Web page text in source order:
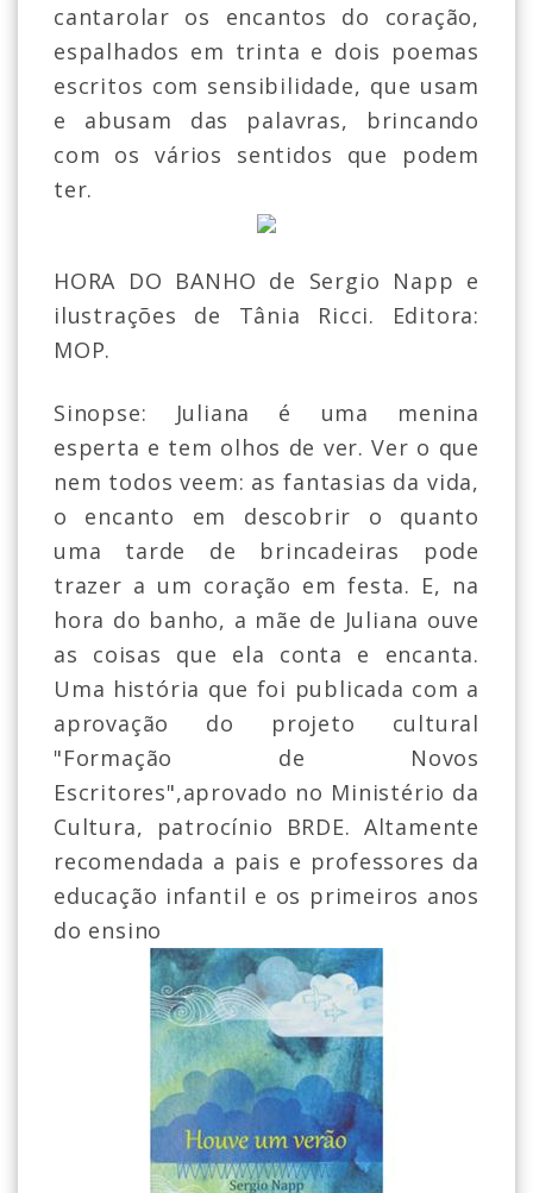
cantarolar os encantos do coração,
espalhados em trinta e dois poemas
escritos com sensibilidade, que usam
e abusam das palavras, brincando
com os vários sentidos que podem
ter.
HORA DO BANHO de Sergio Napp e
ilustrações de Tânia Ricci. Editora:
MOP.
Sinopse: Juliana é uma menina
esperta e tem olhos de ver. Ver o que
nem todos veem: as fantasias da vida,
o encanto em descobrir o quanto
uma tarde de brincadeiras pode
trazer a um coração em festa. E, na
hora do banho, a mãe de Juliana ouve
as coisas que ela conta e encanta.
Uma história que foi publicada com a
aprovação do projeto cultural
"Formação de Novos
Escritores",aprovado no Ministério da
Cultura, patrocínio BRDE. Altamente
recomendada a pais e professores da
educação infantil e os primeiros anos
do ensino